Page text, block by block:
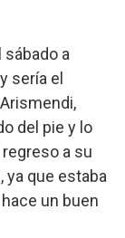
a
sería el
del pie y lo
a su
ya que estaba
un buen